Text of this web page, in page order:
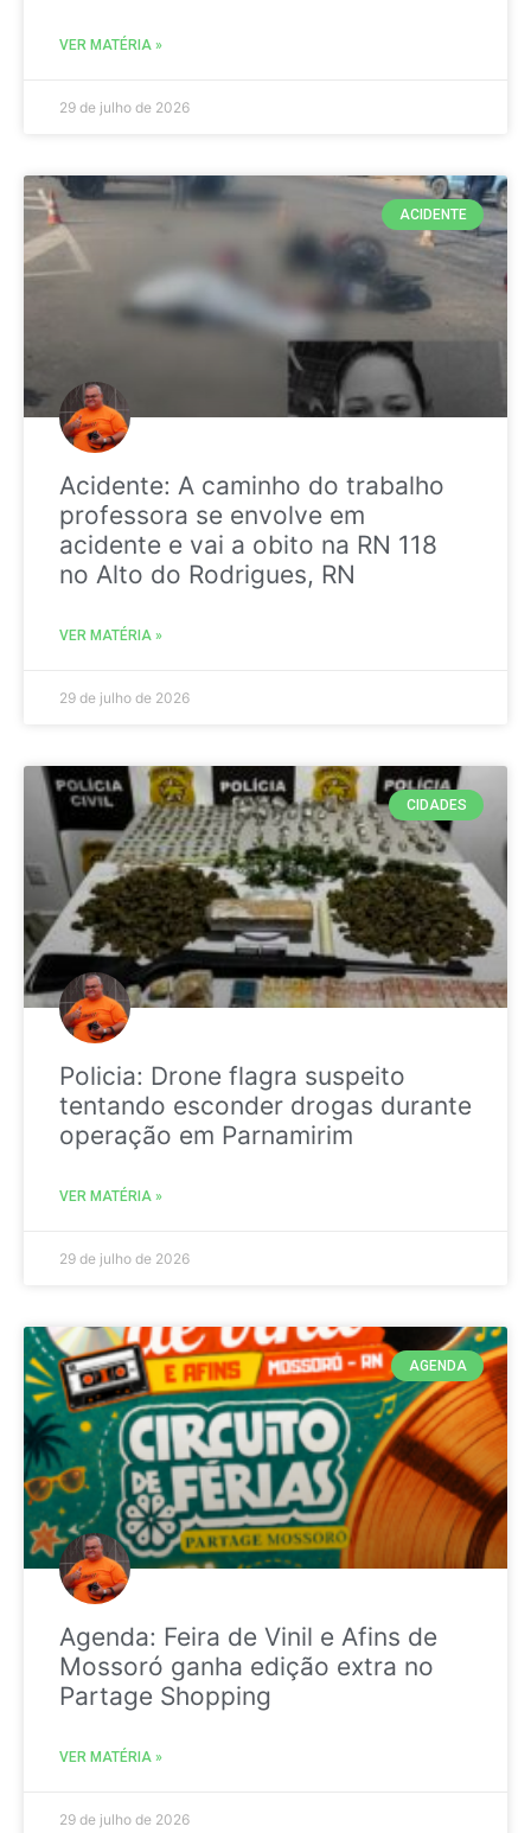
VER MATÉRIA »
29 de julho de 2026
ACIDENTE
Acidente: A caminho do trabalho
professora se envolve em
acidente e vai a obito na RN 118
no Alto do Rodrigues, RN
VER MATÉRIA »
29 de julho de 2026
CIDADES
Policia: Drone flagra suspeito
tentando esconder drogas durante
operação em Parnamirim
VER MATÉRIA »
29 de julho de 2026
AGENDA
Agenda: Feira de Vinil e Afins de
Mossoró ganha edição extra no
Partage Shopping
VER MATÉRIA »
29 de julho de 2026